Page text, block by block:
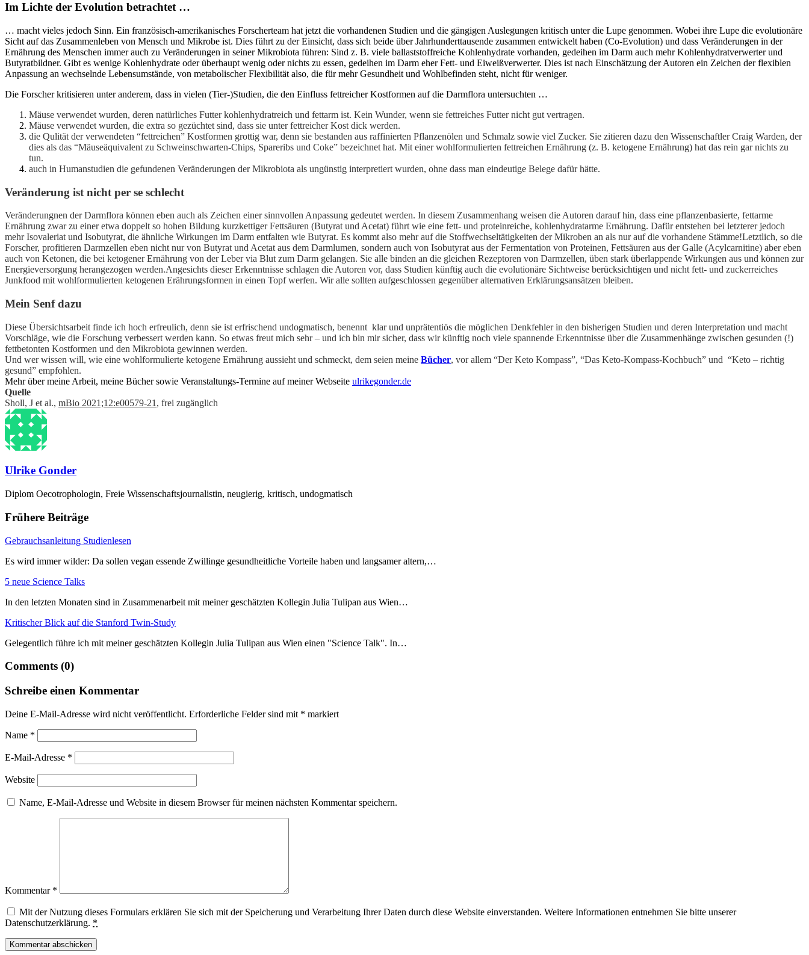
Im Lichte der Evolution betrachtet …
… macht vieles jedoch Sinn. Ein französisch-amerikanisches Forscherteam hat jetzt die vorhandenen Studien und die gängigen Auslegungen kritisch unter die Lupe genommen. Wobei ihre Lupe die evolutionäre
Sicht auf das Zusammenleben von Mensch und Mikrobe ist. Dies führt zu der Einsicht, dass sich beide über Jahrhunderttausende zusammen entwickelt haben (Co-Evolution) und dass Veränderungen in der
Ernährung des Menschen immer auch zu Veränderungen in seiner Mikrobiota führen: Sind z. B. viele ballaststoffreiche Kohlenhydrate vorhanden, gedeihen im Darm auch mehr Kohlenhydratverwerter und
Butyratbildner. Gibt es wenige Kohlenhydrate oder überhaupt wenig oder nichts zu essen, gedeihen im Darm eher Fett- und Eiweißverwerter. Dies ist nach Einschätzung der Autoren ein Zeichen der flexiblen
Anpassung an wechselnde Lebensumstände, von metabolischer Flexibilität also, die für mehr Gesundheit und Wohlbefinden steht, nicht für weniger.
Die Forscher kritisieren unter anderem, dass in vielen (Tier-)Studien, die den Einfluss fettreicher Kostformen auf die Darmflora untersuchten …
Mäuse verwendet wurden, deren natürliches Futter kohlenhydratreich und fettarm ist. Kein Wunder, wenn sie fettreiches Futter nicht gut vertragen.
Mäuse verwendet wurden, die extra so gezüchtet sind, dass sie unter fettreicher Kost dick werden.
die Qulität der verwendeten “fettreichen” Kostformen grottig war, denn sie bestanden aus raffinierten Pflanzenölen und Schmalz sowie viel Zucker. Sie zitieren dazu den Wissenschaftler Craig Warden, der
dies als das “Mäuseäquivalent zu Schweinschwarten-Chips, Spareribs und Coke” bezeichnet hat. Mit einer wohlformulierten fettreichen Ernährung (z. B. ketogene Ernährung) hat das rein gar nichts zu
tun.
auch in Humanstudien die gefundenen Veränderungen der Mikrobiota als ungünstig interpretiert wurden, ohne dass man eindeutige Belege dafür hätte.
Veränderung ist nicht per se schlecht
Veränderungnen der Darmflora können eben auch als Zeichen einer sinnvollen Anpassung gedeutet werden. In diesem Zusammenhang weisen die Autoren darauf hin, dass eine pflanzenbasierte, fettarme
Ernährung zwar zu einer etwa doppelt so hohen Bildung kurzkettiger Fettsäuren (Butyrat und Acetat) führt wie eine fett- und proteinreiche, kohlenhydratarme Ernährung. Dafür entstehen bei letzterer jedoch
mehr Isovaleriat und Isobutyrat, die ähnliche Wirkungen im Darm entfalten wie Butyrat. Es kommt also mehr auf die Stoffwechseltätigkeiten der Mikroben an als nur auf die vorhandene Stämme!Letztlich, so die
Forscher, profitieren Darmzellen eben nicht nur von Butyrat und Acetat aus dem Darmlumen, sondern auch von Isobutyrat aus der Fermentation von Proteinen, Fettsäuren aus der Galle (Acylcarnitine) aber eben
auch von Ketonen, die bei ketogener Ernährung von der Leber via Blut zum Darm gelangen. Sie alle binden an die gleichen Rezeptoren von Darmzellen, üben stark überlappende Wirkungen aus und können zur
Energieversorgung herangezogen werden.Angesichts dieser Erkenntnisse schlagen die Autoren vor, dass Studien künftig auch die evolutionäre Sichtweise berücksichtigen und nicht fett- und zuckerreiches
Junkfood mit wohlformulierten ketogenen Erährungsformen in einen Topf werfen. Wir alle sollten aufgeschlossen gegenüber alternativen Erklärungsansätzen bleiben.
Mein Senf dazu
Diese Übersichtsarbeit finde ich hoch erfreulich, denn sie ist erfrischend undogmatisch, benennt klar und unprätentiös die möglichen Denkfehler in den bisherigen Studien und deren Interpretation und macht
Vorschläge, wie die Forschung verbessert werden kann. So etwas freut mich sehr – und ich bin mir sicher, dass wir künftig noch viele spannende Erkenntnisse über die Zusammenhänge zwischen gesunden (!)
fettbetonten Kostformen und den Mikrobiota gewinnen werden.
Und wer wissen will, wie eine wohlformulierte ketogene Ernährung aussieht und schmeckt, dem seien meine Bücher, vor allem “Der Keto Kompass”, “Das Keto-Kompass-Kochbuch” und “Keto – richtig
gesund” empfohlen.
Mehr über meine Arbeit, meine Bücher sowie Veranstaltungs-Termine auf meiner Webseite ulrikegonder.de
Quelle
Sholl, J et al., mBio 2021;12:e00579-21 , frei zugänglich
Ulrike Gonder
Diplom Oecotrophologin, Freie Wissenschaftsjournalistin, neugierig, kritisch, undogmatisch
Frühere Beiträge
Gebrauchsanleitung Studienlesen
Es wird immer wilder: Da sollen vegan essende Zwillinge gesundheitliche Vorteile haben und langsamer altern,…
5 neue Science Talks
In den letzten Monaten sind in Zusammenarbeit mit meiner geschätzten Kollegin Julia Tulipan aus Wien…
Kritischer Blick auf die Stanford Twin-Study
Gelegentlich führe ich mit meiner geschätzten Kollegin Julia Tulipan aus Wien einen "Science Talk". In…
Comments (0)
Schreibe einen Kommentar
Deine E-Mail-Adresse wird nicht veröffentlicht. Erforderliche Felder sind mit * markiert
Name *
E-Mail-Adresse *
Website
Name, E-Mail-Adresse und Website in diesem Browser für meinen nächsten Kommentar speichern.
Kommentar *
Mit der Nutzung dieses Formulars erklären Sie sich mit der Speicherung und Verarbeitung Ihrer Daten durch diese Website einverstanden. Weitere Informationen entnehmen Sie bitte unserer
Datenschutzerklärung. *